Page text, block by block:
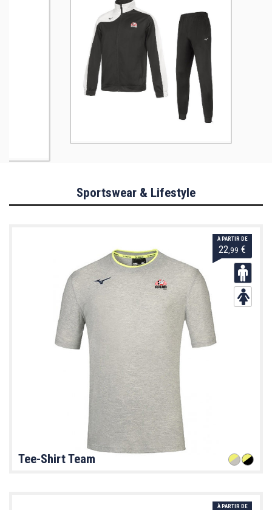
Sacs et Accessoires
Informations
Sportswear & Lifestyle
À PARTIR DE
22 ,99 €
Tee-Shirt Team
À PARTIR DE